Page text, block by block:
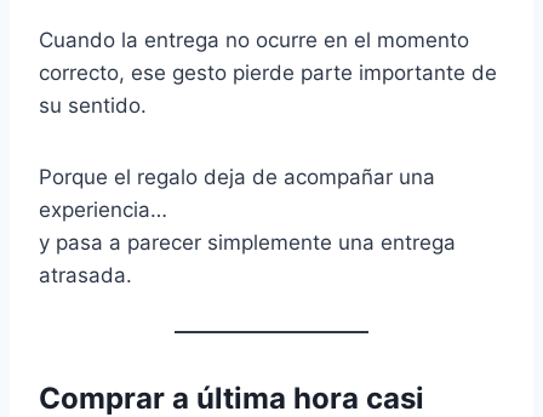
Cuando la entrega no ocurre en el momento
correcto, ese gesto pierde parte importante de
su sentido.
Porque el regalo deja de acompañar una
experiencia…
y pasa a parecer simplemente una entrega
atrasada.
Comprar a última hora casi